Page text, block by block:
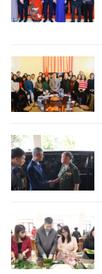
РУССКИЙ
한국어